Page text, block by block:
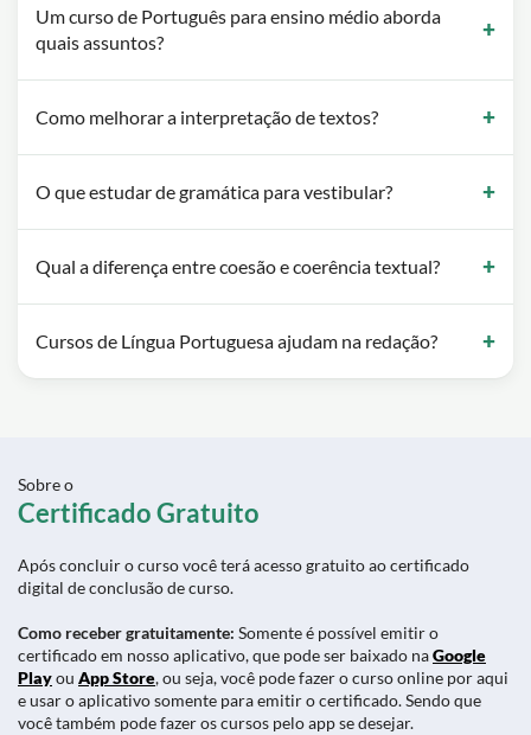
Um curso de Português para ensino médio aborda
quais assuntos?
Como melhorar a interpretação de textos?
O que estudar de gramática para vestibular?
Qual a diferença entre coesão e coerência textual?
Cursos de Língua Portuguesa ajudam na redação?
Sobre o
Certificado Gratuito
Após concluir o curso você terá acesso gratuito ao certificado
digital de conclusão de curso.
Como receber gratuitamente: Somente é possível emitir o
certificado em nosso aplicativo, que pode ser baixado naGoogle
Playou App Store, ou seja, você pode fazer o curso online por aqui
e usar o aplicativo somente para emitir o certificado. Sendo que
você também pode fazer os cursos pelo app se desejar.